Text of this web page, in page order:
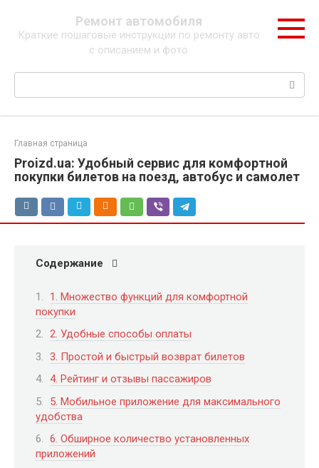
контенту
Ремонт автомобиля
Краткие пошаговые инструкции по ремонту авто
с описанием и фото
Поиск:
Главная страница
Proizd.ua: Удобный сервис для комфортной
покупки билетов на поезд, автобус и самолет
Содержание
1. Множество функций для комфортной
покупки
2. Удобные способы оплаты
3. Простой и быстрый возврат билетов
4. Рейтинг и отзывы пассажиров
5. Мобильное приложение для максимального
удобства
6. Обширное количество установленных
приложений